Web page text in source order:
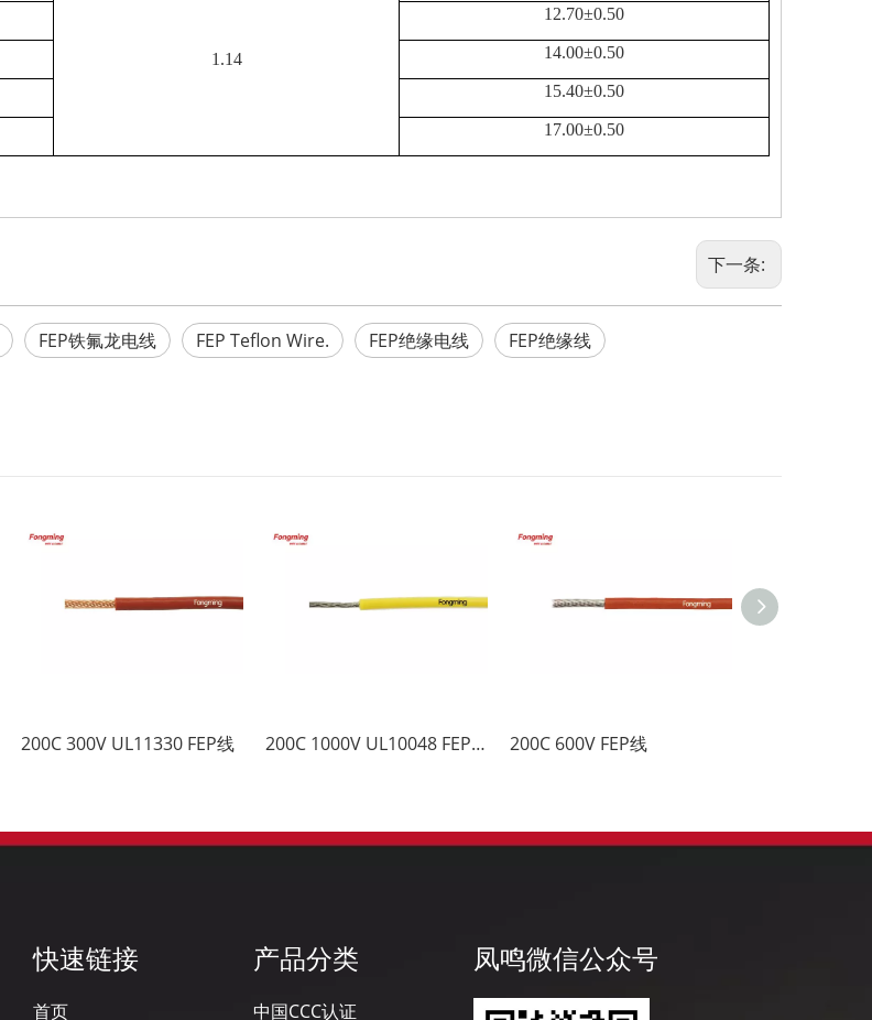
1.14
12.70±0.50
14.00±0.50
15.40±0.50
17.00±0.50
下一条:
FEP铁氟龙电线 FEP Teflon Wire. FEP绝缘电线 FEP绝缘线
200C 300V UL11330 FEP线 200C 1000V UL10048 FEP线 200C 600V FEP线
快速链接
首页
产品分类
中国CCC认证
凤鸣微信公众号